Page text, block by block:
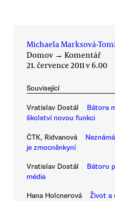
Michaela Marksová-
Domov → Komentář
21. července 2011 v 6.00
Související
Vratislav Dostál
Bátora
školství novou funkci
ČTK, Ridvanová
je zmocněnkyní
Vratislav Dostál
Bátoru
média
Hana Holcnerová Život a